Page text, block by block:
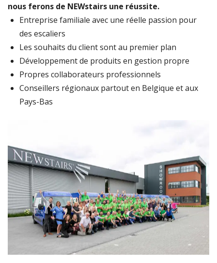
nous ferons de NEWstairs une réussite.
Entreprise familiale avec une réelle passion pour
des escaliers
Les souhaits du client sont au premier plan
Développement de produits en gestion propre
Propres collaborateurs professionnels
Conseillers régionaux partout en Belgique et aux
Pays-Bas